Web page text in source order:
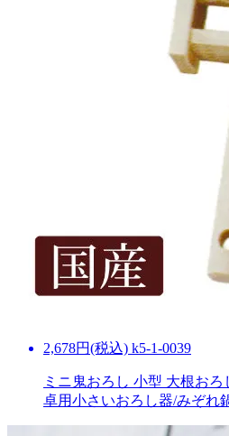
2,678円(税込) k5-1-0039
ミニ鬼おろし 小型 大根お
卓用小さいおろし器/みぞれ